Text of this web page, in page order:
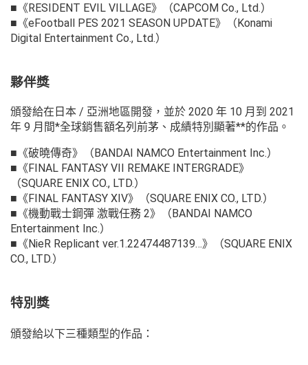
■《RESIDENT EVIL VILLAGE》（CAPCOM Co., Ltd.）
■《eFootball PES 2021 SEASON UPDATE》（Konami
Digital Entertainment Co., Ltd.）
夥伴獎
頒發給在日本 / 亞洲地區開發，並於 2020 年 10 月到 2021
年 9 月間*全球銷售額名列前茅、成績特別顯著**的作品。
■《破曉傳奇》（BANDAI NAMCO Entertainment Inc.）
■《FINAL FANTASY VII REMAKE INTERGRADE》
（SQUARE ENIX CO., LTD.）
■《FINAL FANTASY XIV》（SQUARE ENIX CO., LTD.）
■《機動戰士鋼彈 激戰任務 2》（BANDAI NAMCO
Entertainment Inc.）
■《NieR Replicant ver.1.22474487139…》（SQUARE ENIX
CO., LTD.）
特別獎
頒發給以下三種類型的作品：